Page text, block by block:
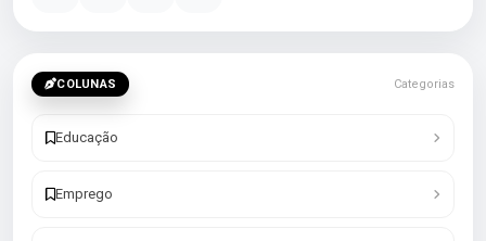
COLUNAS Categorias
Educação
Emprego